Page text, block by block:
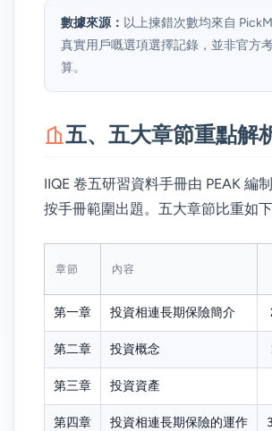
數據來源： 以上揀錯次數均來自
真實用戶嘅選項選擇記錄，並非官方
算。
五、五大章節重點解
IIQE 卷五研習資料手冊由 PEAK 編
按手冊範圍出題。五大章節比重如下
章節 內容
第一章 投資相連長期保險簡介
第二章 投資概念
第三章 投資資產
第四章 投資相連長期保險的運作